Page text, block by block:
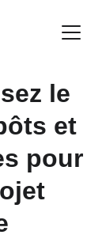
le
et
pour